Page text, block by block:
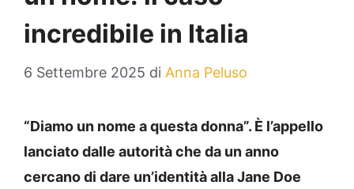
incredibile in Italia
6 Settembre 2025 di Anna Peluso
“Diamo un nome a questa donna”. È l’appello
lanciato dalle autorità che da un anno
cercano di dare un’identità alla Jane Doe